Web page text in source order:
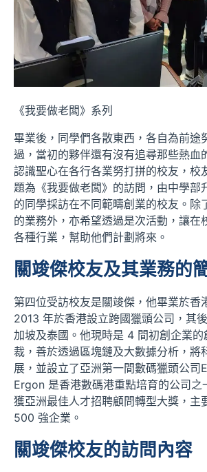
《我要做老闆》系列
畢業後，同學們各散東西，各自為前途
過，當初的夥伴還有沒有追尋那些熱血
認識聖心在各行各業努打拼的校友，校
題為《我要做老闆》的訪問，由中學部
的同學採訪在不同範疇創業的校友。除
的業務外，亦希望透過是次活動，讓在
各種行業，幫助他們計劃將來。
關竣傑校友及其業務的
第四位受訪校友是關竣傑，他畢業於香
2013 年於香港設立跨國獵頭公司，其
加坡及泰國。他現時是 4 間初創企業
裁，善於透過區塊鏈及大數據分析，將
展，並設立了亞洲第一間數碼獵頭公司
Ergon 是香港數碼港重點培育的公司之
獲亞洲最佳人才招聘顧問轉型大獎，主
500 強企業。
關竣傑校友的訪問內容